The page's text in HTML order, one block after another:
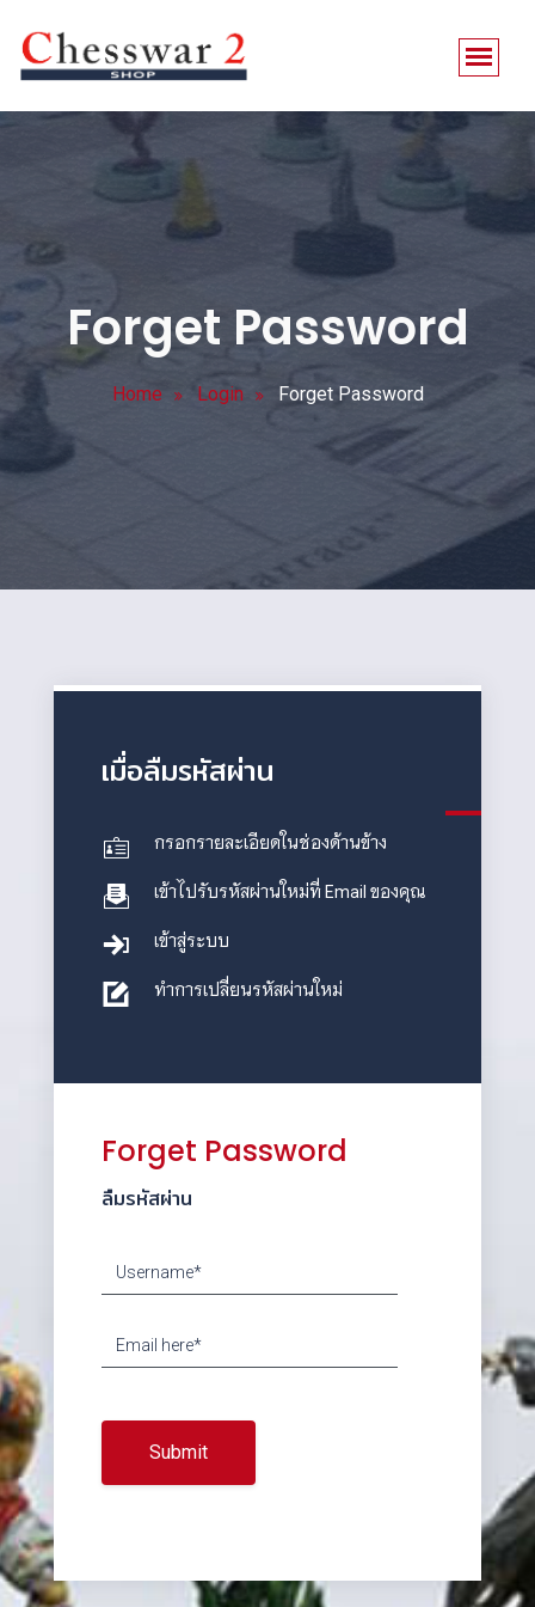
Forget Password
Home Login Forget Password
เมื่อลืมรหัสผ่าน
กรอกรายละเอียดในช่องด้านข้าง
เข้าไปรับรหัสผ่านใหม่ที่ Email ของคุณ
เข้าสู่ระบบ
ทำการเปลี่ยนรหัสผ่านใหม่
Forget Password
ลืมรหัสผ่าน
Submit